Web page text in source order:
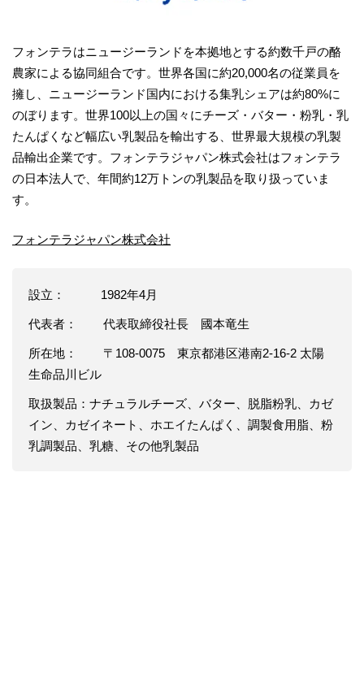
フォンテラはニュージーランドを本拠地とする約数千戸の酪
農家による協同組合です。世界各国に約20,000名の従業員を
擁し、ニュージーランド国内における集乳シェアは約80%に
のぼります。世界100以上の国々にチーズ・バター・粉乳・乳
たんぱくなど幅広い乳製品を輸出する、世界最大規模の乳製
品輸出企業です。フォンテラジャパン株式会社はフォンテラ
の日本法人で、年間約12万トンの乳製品を取り扱っていま
す。
フォンテラジャパン株式会社
設立： 1982年4月
代表者： 代表取締役社長 國本竜生
所在地： 〒108-0075 東京都港区港南2-16-2 太陽
生命品川ビル
取扱製品：ナチュラルチーズ、バター、脱脂粉乳、カゼ
イン、カゼイネート、ホエイたんぱく、調製食用脂、粉
乳調製品、乳糖、その他乳製品